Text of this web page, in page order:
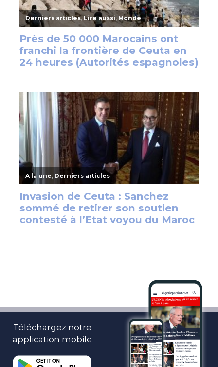
Téléchargez notre
application mobile